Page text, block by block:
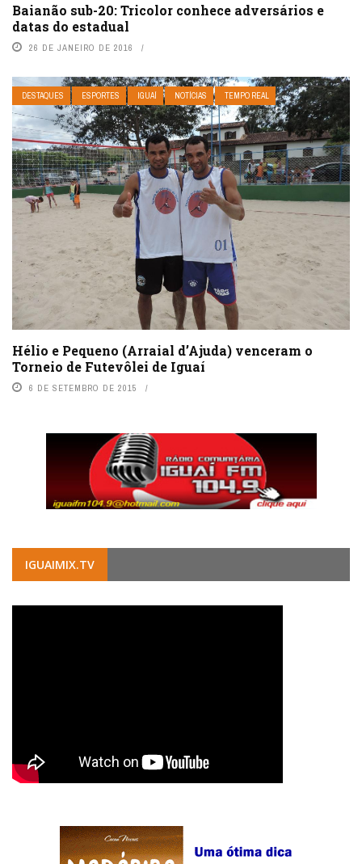
Baianão sub-20: Tricolor conhece adversários e
datas do estadual
26 DE JANEIRO DE 2016
DESTAQUES ESPORTES IGUAÍ NOTÍCIAS TEMPO REAL
Hélio e Pequeno (Arraial d’Ajuda) venceram o
Torneio de Futevôlei de Iguaí
6 DE SETEMBRO DE 2015
IGUAIMIX.TV